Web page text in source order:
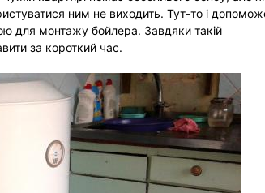
ним не виходить. Тут-то і
для монтажу бойлера. Завдяки такій
за короткий час.